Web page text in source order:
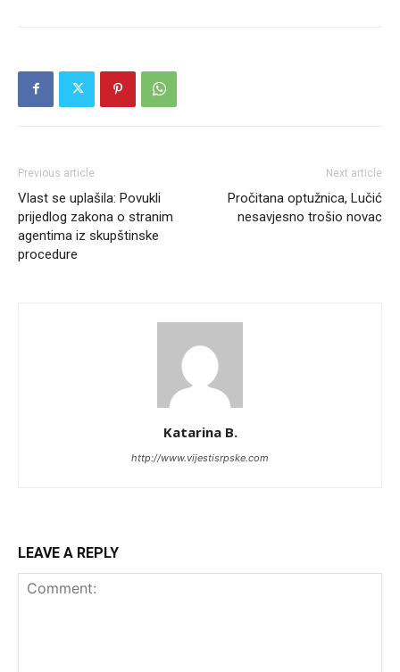
Previous article
Vlast se uplašila: Povukli
prijedlog zakona o stranim
agentima iz skupštinske
procedure
Next article
Pročitana optužnica, Lučić
nesavjesno trošio novac
Katarina B.
http://www.vijestisrpske.com
LEAVE A REPLY